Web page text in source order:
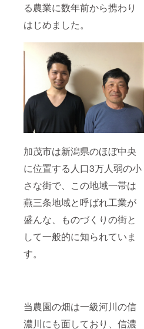
る農業に数年前から携わり
はじめました。
加茂市は新潟県のほぼ中央
に位置する人口3万人弱の小
さな街で、この地域一帯は
燕三条地域と呼ばれ工業が
盛んな、ものづくりの街と
して一般的に知られていま
す。
当農園の畑は一級河川の信
濃川にも面しており、信濃